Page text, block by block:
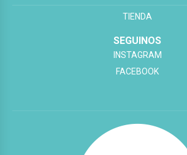
TIENDA
SEGUINOS
INSTAGRAM
FACEBOOK